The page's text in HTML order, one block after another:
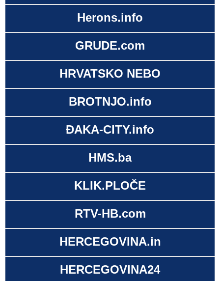
Herons.info
GRUDE.com
HRVATSKO NEBO
BROTNJO.info
ĐAKA-CITY.info
HMS.ba
KLIK.PLOČE
RTV-HB.com
HERCEGOVINA.in
HERCEGOVINA24